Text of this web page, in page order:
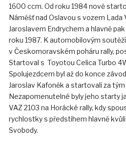
1600 ccm. Od roku 1984 nově
Náměšť nad Oslavou s vozem Lada
Jaroslavem Endrychem a hlavně
roku 1987. K automobilovým
v Českomoravském poháru rally,
Startoval s Toyotou Celica Turbo
Spolujezdcem byl až do konce
Jaroslav Kafoněk a startovali za
Nezapomenutelné byly jeho starty
VAZ 2103 na Horácké rally, kdy
rychlostky s předstihem hlavně
Svobody.